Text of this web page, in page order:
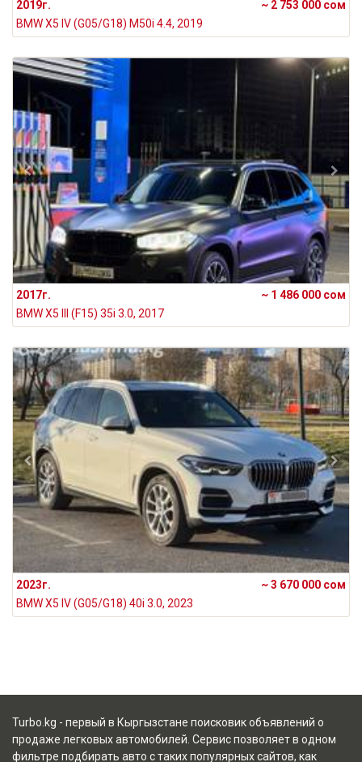
2019г.
~ 2 753 000 сом
BMW X5 IV (G05/G18) M50i 4.4, 2019
2017г.
~ 1 486 000 сом
BMW X5 III (F15) 35i 3.0, 2017
2023г.
~ 3 670 000 сом
BMW X5 IV (G05/G18) 40i 3.0, 2023
Turbo.kg - первый в Кыргызстане поисковик объявлений о
продаже легковых автомобилей. Сервис позволяет в одном
фильтре подбирать авто с таких популярных сайтов, как